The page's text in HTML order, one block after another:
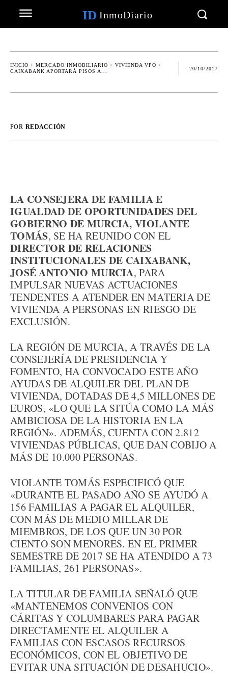
ID InmoDiario
INICIO MERCADO INMOBILIARIO
VIVIENDA VPO
CAIXABANK APORTARÁ PISOS A...
20/10/2017
POR REDACCIÓN
LA CONSEJERA DE FAMILIA E
IGUALDAD DE OPORTUNIDADES DEL
GOBIERNO DE MURCIA, VIOLANTE
TOMÁS, SE HA REUNIDO CON EL
DIRECTOR DE RELACIONES
INSTITUCIONALES DE CAIXABANK,
JOSÉ ANTONIO MURCIA, PARA
IMPULSAR NUEVAS ACTUACIONES
TENDENTES A ATENDER EN MATERIA DE
VIVIENDA A PERSONAS EN RIESGO DE
EXCLUSIÓN.
LA REGIÓN DE MURCIA, A TRAVÉS DE LA
CONSEJERÍA DE PRESIDENCIA Y
FOMENTO, HA CONVOCADO ESTE AÑO
AYUDAS DE ALQUILER DEL PLAN DE
VIVIENDA, DOTADAS DE 4,5 MILLONES DE
EUROS, «LO QUE LA SITÚA COMO LA MÁS
AMBICIOSA DE LA HISTORIA EN LA
REGIÓN». ADEMÁS, CUENTA CON 2.812
VIVIENDAS PÚBLICAS, QUE DAN COBIJO A
MÁS DE 10.000 PERSONAS.
VIOLANTE TOMÁS ESPECIFICÓ QUE
«DURANTE EL PASADO AÑO SE AYUDÓ A
156 FAMILIAS A PAGAR EL ALQUILER,
CON MÁS DE MEDIO MILLAR DE
MIEMBROS, DE LOS QUE UN 30 POR
CIENTO SON MENORES. EN EL PRIMER
SEMESTRE DE 2017 SE HA ATENDIDO A 73
FAMILIAS, 261 PERSONAS».
LA TITULAR DE FAMILIA SEÑALÓ QUE
«MANTENEMOS CONVENIOS CON
CÁRITAS Y COLUMBARES PARA PAGAR
DIRECTAMENTE EL ALQUILER A
FAMILIAS CON ESCASOS RECURSOS
ECONÓMICOS, CON EL OBJETIVO DE
EVITAR UNA SITUACIÓN DE DESAHUCIO».